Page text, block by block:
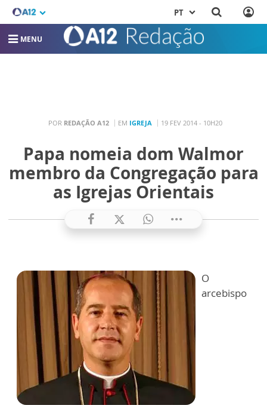
PT
MENU
POR REDAÇÃO A12 EM IGREJA 19 FEV 2014 - 10H20
Papa nomeia dom Walmor
membro da Congregação para
as Igrejas Orientais
O
arcebispo